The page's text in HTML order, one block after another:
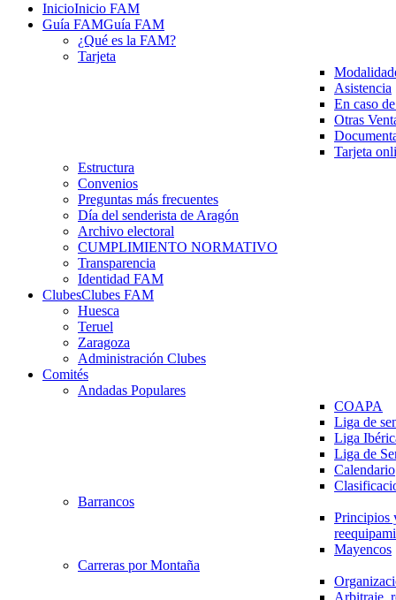
InicioInicio FAM
Guía FAMGuía FAM
¿Qué es la FAM?
Tarjeta
Asistencia
En caso
Otras
Tarjeta
Estructura
Convenios
Preguntas más frecuentes
Día del senderista de Aragón
Archivo electoral
CUMPLIMIENTO NORMATIVO
Transparencia
Identidad FAM
ClubesClubes FAM
Huesca
Teruel
Zaragoza
Administración Clubes
Comités
Andadas Populares
COAPA
Liga de
Liga
Liga de
Calendario
Barrancos
Principios
Mayencos
Carreras por Montaña
Arbitraje,